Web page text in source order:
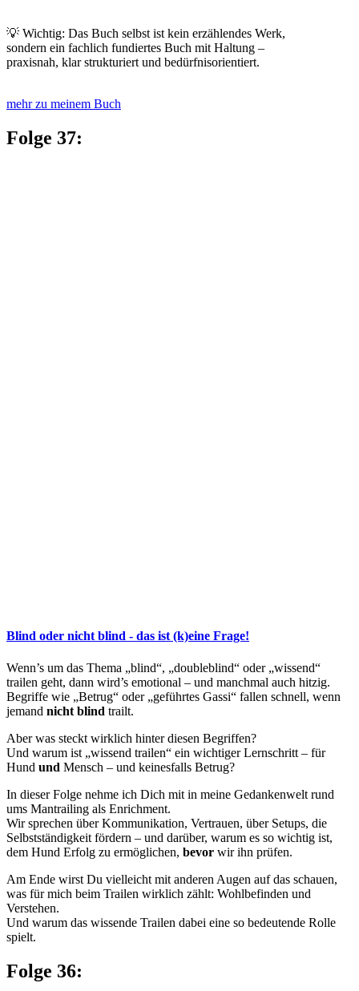
💡 Wichtig: Das Buch selbst ist kein erzählendes Werk,
sondern ein fachlich fundiertes Buch mit Haltung –
praxisnah, klar strukturiert und bedürfnisorientiert.
mehr zu meinem Buch
Folge 37:
Blind oder nicht blind - das ist (k)eine Frage!
Wenn’s um das Thema „blind“, „doubleblind“ oder „wissend“
trailen geht, dann wird’s emotional – und manchmal auch hitzig.
Begriffe wie „Betrug“ oder „geführtes Gassi“ fallen schnell, wenn
jemand nicht blind trailt.
Aber was steckt wirklich hinter diesen Begriffen?
Und warum ist „wissend trailen“ ein wichtiger Lernschritt – für
Hund und Mensch – und keinesfalls Betrug?
In dieser Folge nehme ich Dich mit in meine Gedankenwelt rund
ums Mantrailing als Enrichment.
Wir sprechen über Kommunikation, Vertrauen, über Setups, die
Selbstständigkeit fördern – und darüber, warum es so wichtig ist,
dem Hund Erfolg zu ermöglichen, bevor wir ihn prüfen.
Am Ende wirst Du vielleicht mit anderen Augen auf das schauen,
was für mich beim Trailen wirklich zählt: Wohlbefinden und
Verstehen.
Und warum das wissende Trailen dabei eine so bedeutende Rolle
spielt.
Folge 36: